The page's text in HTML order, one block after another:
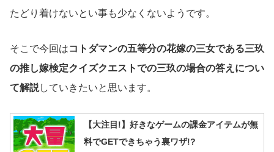
たどり着けないとい事も少なくないようです。
そこで今回はコトダマンの五等分の花嫁の三女である三玖
の推し嫁検定クイズクエストでの三玖の場合の答えについ
て解説していきたいと思います。
【大注目!】好きなゲームの課金アイテムが無
料でGETできちゃう裏ワザ!?